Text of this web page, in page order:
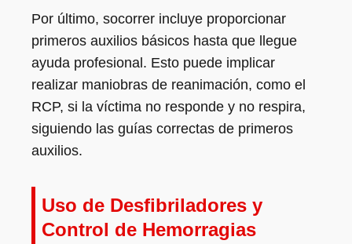
Por último, socorrer incluye proporcionar
primeros auxilios básicos hasta que llegue
ayuda profesional. Esto puede implicar
realizar maniobras de reanimación, como el
RCP, si la víctima no responde y no respira,
siguiendo las guías correctas de primeros
auxilios.
Uso de Desfibriladores y
Control de Hemorragias